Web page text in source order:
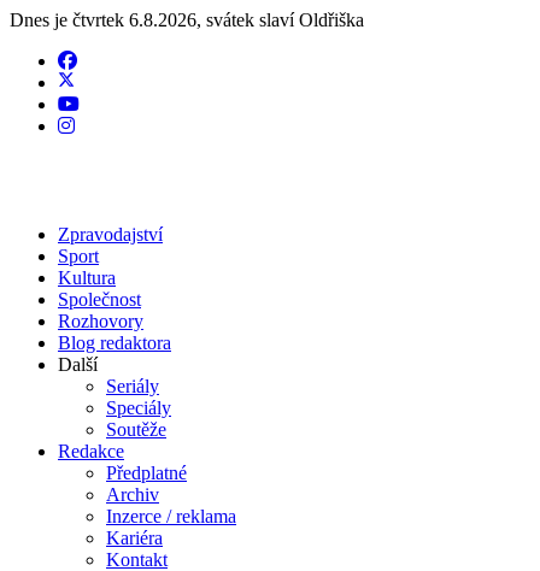
Dnes je čtvrtek 6.8.2026, svátek slavíOldřiška
Zpravodajství
Sport
Kultura
Společnost
Rozhovory
Blog redaktora
Další
Seriály
Speciály
Soutěže
Redakce
Předplatné
Archiv
Inzerce / reklama
Kariéra
Kontakt